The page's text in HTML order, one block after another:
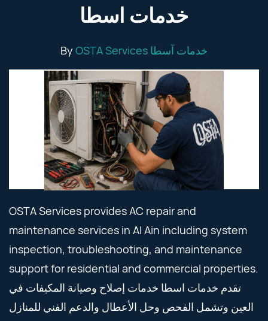
خدمات اسطا
By OSTA Services خدمات آسطا
OSTA Services provides AC repair and
maintenance services in Al Ain including system
inspection, troubleshooting, and maintenance
support for residential and commercial properties.
تقدم خدمات اسطا خدمات إصلاح وصيانة المكيفات في
العين وتشمل الفحص وحل الأعطال والدعم الفني للمنازل